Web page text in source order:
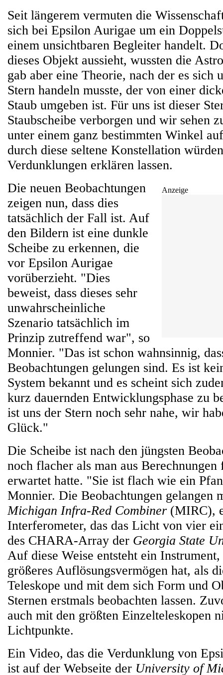
Seit längerem vermuten die
sich bei Epsilon Aurigae um ein
einem unsichtbaren Begleiter handelt.
dieses Objekt aussieht, wussten die
gab aber eine Theorie, nach der es sich
Stern handeln musste, der von einer
Staub umgeben ist. Für uns ist dieser
Staubscheibe verborgen und wir sehen
unter einem ganz bestimmten Winkel
durch diese seltene Konstellation
Verdunklungen erklären lassen.
Anzeige
Die neuen Beobachtungen
zeigen nun, dass dies
tatsächlich der Fall ist. Auf
den Bildern ist eine dunkle
Scheibe zu erkennen, die
vor Epsilon Aurigae
vorüberzieht. "Dies
beweist, dass dieses sehr
unwahrscheinliche
Szenario tatsächlich im
Prinzip zutreffend war", so
Monnier. "Das ist schon wahnsinnig,
Beobachtungen gelungen sind. Es ist
System bekannt und es scheint sich
kurz dauernden Entwicklungsphase zu
ist uns der Stern noch sehr nahe, wir
Glück."
Die Scheibe ist nach den jüngsten
noch flacher als man aus
erwartet hatte. "Sie ist flach wie ein
Monnier. Die Beobachtungen gelangen
Michigan Infra-Red Combiner (MIRC),
Interferometer, das das Licht von vier
des CHARA-Array der Georgia State
Auf diese Weise entsteht ein
größeres Auflösungsvermögen hat, als
Teleskope und mit dem sich Form und
Sternen erstmals beobachten lassen.
auch mit den größten Einzelteleskopen
Lichtpunkte.
Ein Video, das die Verdunklung von
ist auf der Webseite der University of